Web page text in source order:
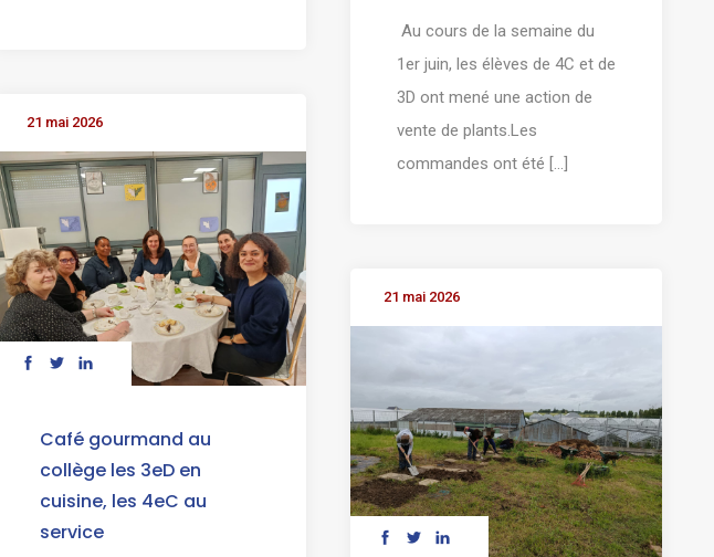
Au cours de la semaine du
1er juin, les élèves de 4C et de
3D ont mené une action de
vente de plants.Les
commandes ont été [...]
21 mai 2026
Café gourmand au
collège les 3eD en
cuisine, les 4eC au
service
21 mai 2026